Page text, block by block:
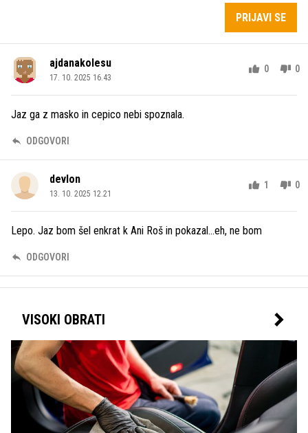
PRIJAVI SE
ajdanakolesu
17. 10. 2025 16.43
0 0
Jaz ga z masko in cepico nebi spoznala.
ODGOVORI
devlon
13. 10. 2025 12.21
1 0
Lepo. Jaz bom šel enkrat k Ani Roš in pokazal...eh, ne bom
ODGOVORI
VISOKI OBRATI